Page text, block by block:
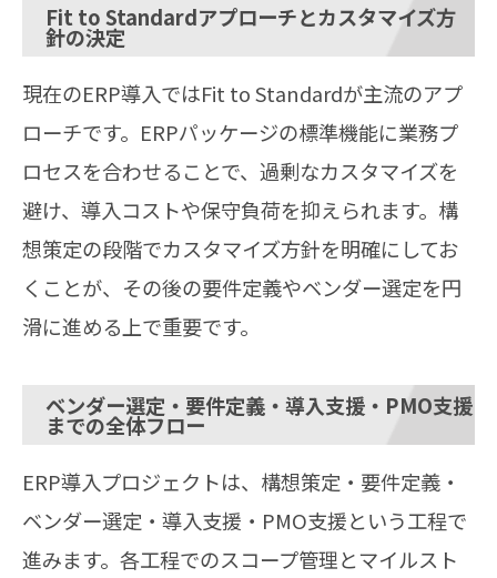
Fit to Standardアプローチとカスタマイズ方
針の決定
現在のERP導入ではFit to Standardが主流のアプ
ローチです。ERPパッケージの標準機能に業務プ
ロセスを合わせることで、過剰なカスタマイズを
避け、導入コストや保守負荷を抑えられます。構
想策定の段階でカスタマイズ方針を明確にしてお
くことが、その後の要件定義やベンダー選定を円
滑に進める上で重要です。
ベンダー選定・要件定義・導入支援・PMO支援
までの全体フロー
ERP導入プロジェクトは、構想策定・要件定義・
ベンダー選定・導入支援・PMO支援という工程で
進みます。各工程でのスコープ管理とマイルスト